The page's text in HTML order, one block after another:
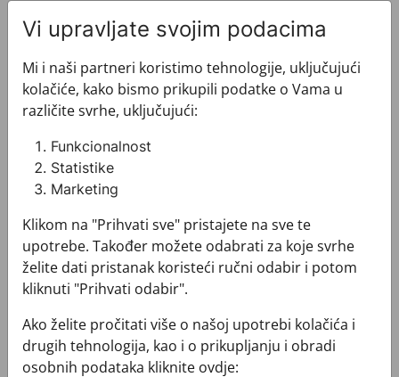
Pogledajte i ovo
Vi upravljate svojim podacima
Mi i naši partneri koristimo tehnologije, uključujući
kolačiće, kako bismo prikupili podatke o Vama u
različite svrhe, uključujući:
Funkcionalnost
Statistike
Marketing
Klikom na "Prihvati sve" pristajete na sve te
upotrebe. Također možete odabrati za koje svrhe
želite dati pristanak koristeći ručni odabir i potom
kliknuti "Prihvati odabir".
Ako želite pročitati više o našoj upotrebi kolačića i
drugih tehnologija, kao i o prikupljanju i obradi
osobnih podataka kliknite ovdje: